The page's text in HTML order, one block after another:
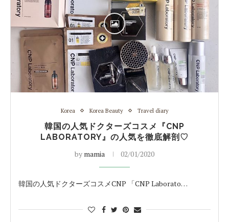
Korea Korea Beauty Travel diary
韓国の人気ドクターズコスメ『CNP
LABORATORY』の人気を徹底解剖♡
by mamia 02/01/2020
韓国の人気ドクターズコスメCNP 「CNP Laborato…